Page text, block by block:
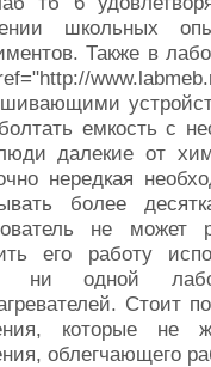
школьных
Также в
емкость с
далекие от
нередкая
более
не
его работу
ни одной
Стоит
которые не
облегчающего